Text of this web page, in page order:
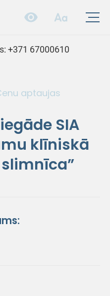
+371 67000610
aptaujas
SIA
klīniskā